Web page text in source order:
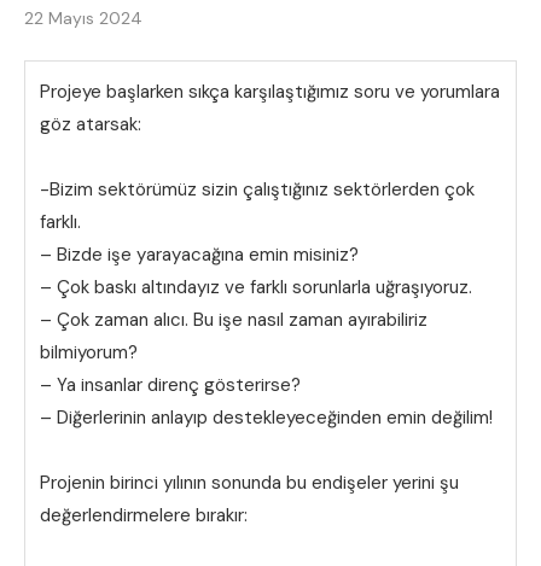
22 Mayıs 2024
Projeye başlarken sıkça karşılaştığımız soru ve yorumlara
göz atarsak:
-Bizim sektörümüz sizin çalıştığınız sektörlerden çok
farklı.
– Bizde işe yarayacağına emin misiniz?
– Çok baskı altındayız ve farklı sorunlarla uğraşıyoruz.
– Çok zaman alıcı. Bu işe nasıl zaman ayırabiliriz
bilmiyorum?
– Ya insanlar direnç gösterirse?
– Diğerlerinin anlayıp destekleyeceğinden emin değilim!
Projenin birinci yılının sonunda bu endişeler yerini şu
değerlendirmelere bırakır: